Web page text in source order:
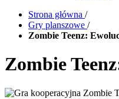
Strona główna /
Gry planszowe /
Zombie Teenz:
Zombie